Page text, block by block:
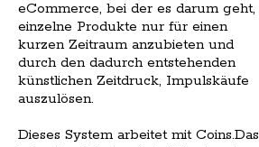
eCommerce, bei der es darum geht,
einzelne Produkte nur für einen
kurzen Zeitraum anzubieten und
durch den dadurch entstehenden
künstlichen Zeitdruck, Impulskäufe
auszulösen.
Dieses System arbeitet mit Coins.Das